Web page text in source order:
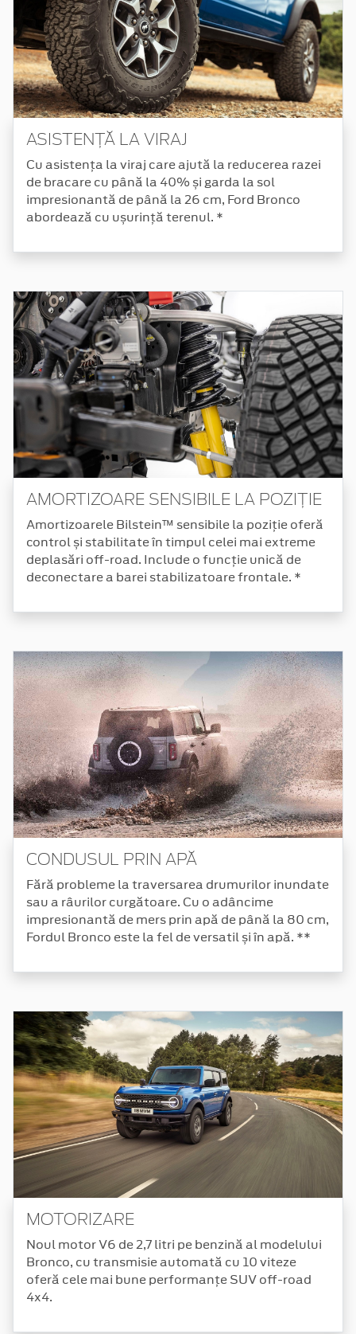
ASISTENȚĂ LA VIRAJ
Cu asistența la viraj care ajută la reducerea razei
de bracare cu până la 40% și garda la sol
impresionantă de până la 26 cm, Ford Bronco
abordează cu ușurință terenul. *
AMORTIZOARE SENSIBILE LA POZIȚIE
Amortizoarele Bilstein™ sensibile la poziție oferă
control și stabilitate în timpul celei mai extreme
deplasări off-road. Include o funcție unică de
deconectare a barei stabilizatoare frontale. *
CONDUSUL PRIN APĂ
Fără probleme la traversarea drumurilor inundate
sau a râurilor curgătoare. Cu o adâncime
impresionantă de mers prin apă de până la 80 cm,
Fordul Bronco este la fel de versatil și în apă. **
MOTORIZARE
Noul motor V6 de 2,7 litri pe benzină al modelului
Bronco, cu transmisie automată cu 10 viteze
oferă cele mai bune performanțe SUV off-road
4x4.